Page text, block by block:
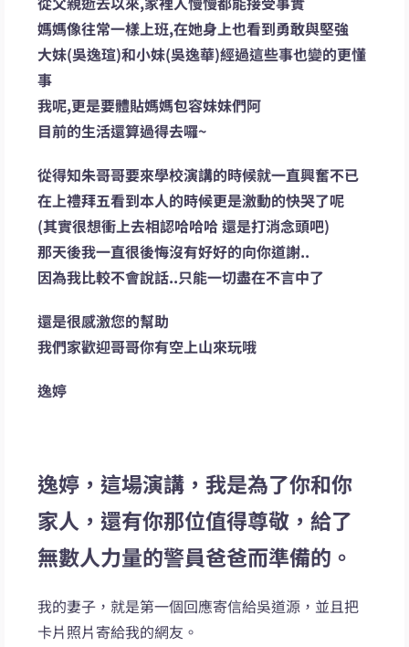
媽媽像往常一樣上班,在她身上也看到勇敢與堅強
大妹(吳逸瑄)和小妹(吳逸華)經過這些事也變的更懂
事
我呢,更是要體貼媽媽包容妹妹們阿
目前的生活還算過得去囉~
從得知朱哥哥要來學校演講的時候就一直興奮不已
在上禮拜五看到本人的時候更是激動的快哭了呢
(其實很想衝上去相認哈哈哈 還是打消念頭吧)
那天後我一直很後悔沒有好好的向你道謝..
因為我比較不會說話..只能一切盡在不言中了
還是很感激您的幫助
我們家歡迎哥哥你有空上山來玩哦
逸婷
逸婷，這場演講，我是為了你和你
家人，還有你那位值得尊敬，給了
無數人力量的警員爸爸而準備的。
我的妻子，就是第一個回應寄信給吳道源，並且把
卡片照片寄給我的網友。